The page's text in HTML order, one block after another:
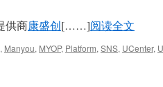
供商康盛创[……]阅读全文
, Manyou, MYOP, Platform, SNS, UCenter,